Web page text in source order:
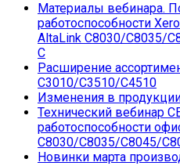
Материалы вебинара.
работоспособности
AltaLink C8030/С8035/
C
Расширение
C3010/C3510/C4510
Изменения в
Технический вебинар
работоспособности
C8030/С8035/С8045/
Новинки марта